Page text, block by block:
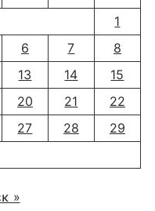
1
6 7
8
13 14
15
20 21
22
27 28
29
»